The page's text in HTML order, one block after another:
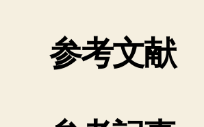
参考文献